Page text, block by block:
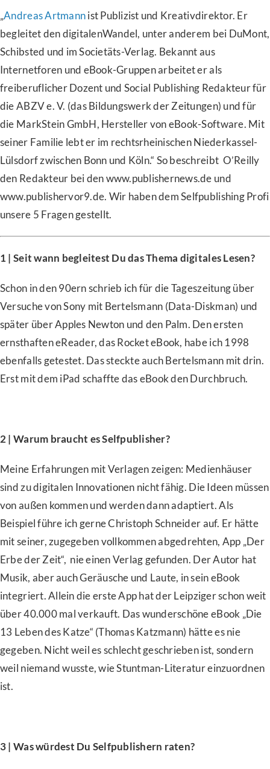
„Andreas Artmannist Publizist und Kreativdirektor. Er
begleitet den digitalenWandel, unter anderem bei DuMont,
Schibsted und im Societäts-Verlag. Bekannt aus
Internetforen und eBook-Gruppen arbeitet er als
freiberuflicher Dozent und Social Publishing Redakteur für
die ABZV e. V. (das Bildungswerk der Zeitungen) und für
die MarkStein GmbH, Hersteller von eBook-Software. Mit
seiner Familie lebt er im rechtsrheinischen Niederkassel-
Lülsdorf zwischen Bonn und Köln.“ So beschreibt O’Reilly
den Redakteur bei den www.publishernews.de und
www.publishervor9.de. Wir haben dem Selfpublishing Profi
unsere 5 Fragen gestellt.
1 | Seit wann begleitest Du das Thema digitales Lesen?
Schon in den 90ern schrieb ich für die Tageszeitung über
Versuche von Sony mit Bertelsmann (Data-Diskman) und
später über Apples Newton und den Palm. Den ersten
ernsthaften eReader, das Rocket eBook, habe ich 1998
ebenfalls getestet. Das steckte auch Bertelsmann mit drin.
Erst mit dem iPad schaffte das eBook den Durchbruch.
2 | Warum braucht es Selfpublisher?
Meine Erfahrungen mit Verlagen zeigen: Medienhäuser
sind zu digitalen Innovationen nicht fähig. Die Ideen müssen
von außen kommen und werden dann adaptiert. Als
Beispiel führe ich gerne Christoph Schneider auf. Er hätte
mit seiner, zugegeben vollkommen abgedrehten, App „Der
Erbe der Zeit“, nie einen Verlag gefunden. Der Autor hat
Musik, aber auch Geräusche und Laute, in sein eBook
integriert. Allein die erste App hat der Leipziger schon weit
über 40.000 mal verkauft. Das wunderschöne eBook „Die
13 Leben des Katze“ (Thomas Katzmann) hätte es nie
gegeben. Nicht weil es schlecht geschrieben ist, sondern
weil niemand wusste, wie Stuntman-Literatur einzuordnen
ist.
3 | Was würdest Du Selfpublishern raten?